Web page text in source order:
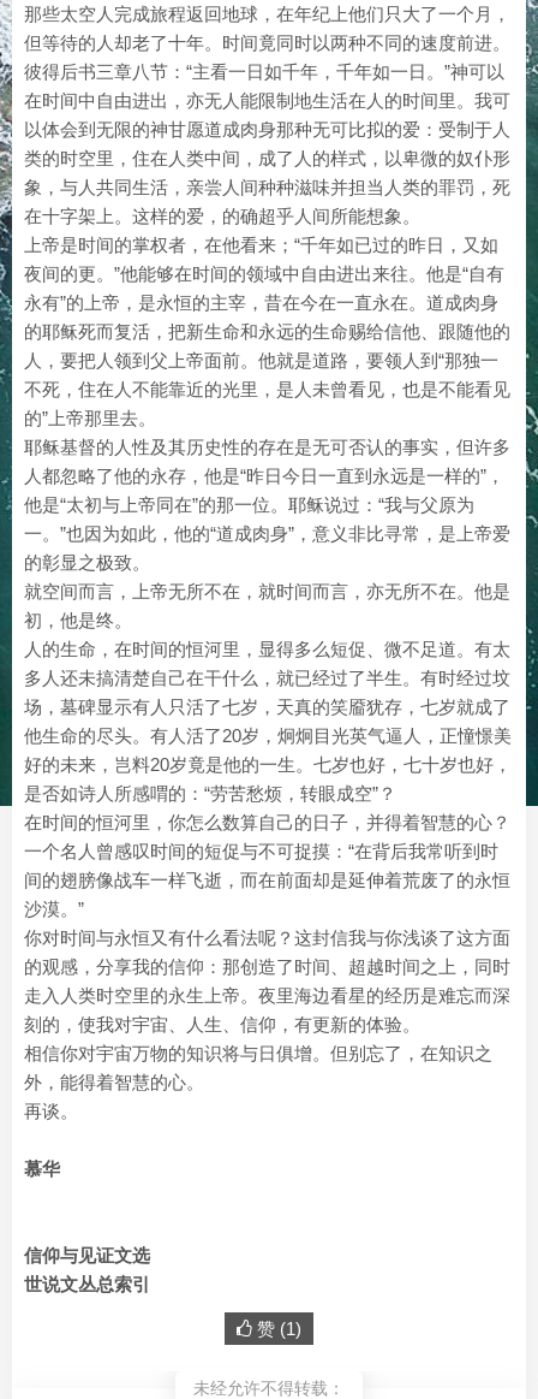
那些太空人完成旅程返回地球，在年纪上他们只大了一个月，
但等待的人却老了十年。时间竟同时以两种不同的速度前进。
彼得后书三章八节：“主看一日如千年，千年如一日。”神可以
在时间中自由进出，亦无人能限制地生活在人的时间里。我可
以体会到无限的神甘愿道成肉身那种无可比拟的爱：受制于人
类的时空里，住在人类中间，成了人的样式，以卑微的奴仆形
象，与人共同生活，亲尝人间种种滋味并担当人类的罪罚，死
在十字架上。这样的爱，的确超乎人间所能想象。
上帝是时间的掌权者，在他看来；“千年如已过的昨日，又如
夜间的更。”他能够在时间的领域中自由进出来往。他是“自有
永有”的上帝，是永恒的主宰，昔在今在一直永在。道成肉身
的耶稣死而复活，把新生命和永远的生命赐给信他、跟随他的
人，要把人领到父上帝面前。他就是道路，要领人到“那独一
不死，住在人不能靠近的光里，是人未曾看见，也是不能看见
的”上帝那里去。
耶稣基督的人性及其历史性的存在是无可否认的事实，但许多
人都忽略了他的永存，他是“昨日今日一直到永远是一样的”，
他是“太初与上帝同在”的那一位。耶稣说过：“我与父原为
一。”也因为如此，他的“道成肉身”，意义非比寻常，是上帝爱
的彰显之极致。
就空间而言，上帝无所不在，就时间而言，亦无所不在。他是
初，他是终。
人的生命，在时间的恒河里，显得多么短促、微不足道。有太
多人还未搞清楚自己在干什么，就已经过了半生。有时经过坟
场，墓碑显示有人只活了七岁，天真的笑靥犹存，七岁就成了
他生命的尽头。有人活了20岁，炯炯目光英气逼人，正憧憬美
好的未来，岂料20岁竟是他的一生。七岁也好，七十岁也好，
是否如诗人所感喟的：“劳苦愁烦，转眼成空”？
在时间的恒河里，你怎么数算自己的日子，并得着智慧的心？
一个名人曾感叹时间的短促与不可捉摸：“在背后我常听到时
间的翅膀像战车一样飞逝，而在前面却是延伸着荒废了的永恒
沙漠。”
你对时间与永恒又有什么看法呢？这封信我与你浅谈了这方面
的观感，分享我的信仰：那创造了时间、超越时间之上，同时
走入人类时空里的永生上帝。夜里海边看星的经历是难忘而深
刻的，使我对宇宙、人生、信仰，有更新的体验。
相信你对宇宙万物的知识将与日俱增。但别忘了，在知识之
外，能得着智慧的心。
再谈。
慕华
信仰与见证文选
世说文丛总索引
赞 (1)
未经允许不得转载：